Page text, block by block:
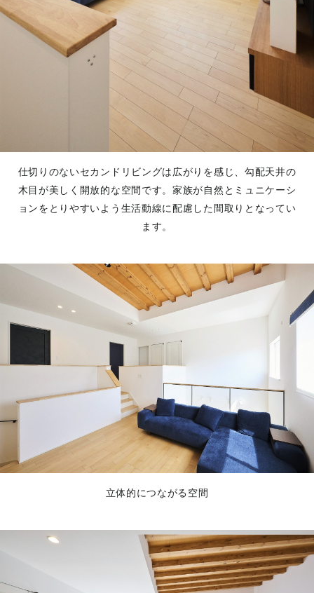
仕切りのないセカンドリビングは広がりを感じ、勾配天井の
木目が美しく開放的な空間です。家族が自然とミュニケーシ
ョンをとりやすいよう生活動線に配慮した間取りとなってい
ます。
立体的につながる空間